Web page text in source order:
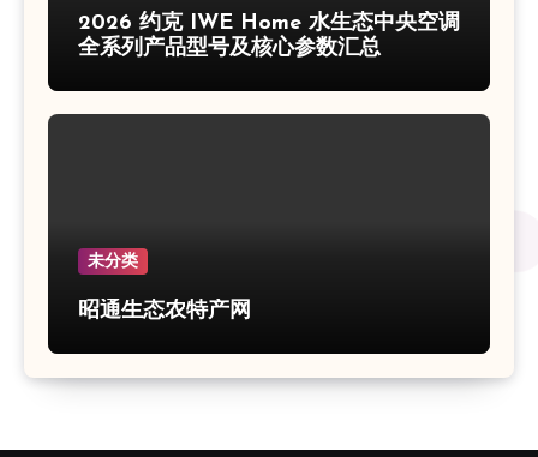
2026 约克 IWE Home 水生态中央空调
全系列产品型号及核心参数汇总
未分类
昭通生态农特产网